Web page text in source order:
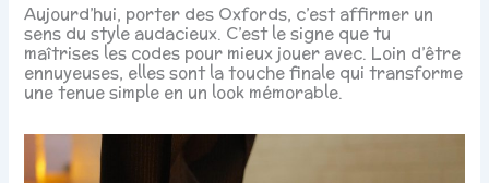
Aujourd’hui, porter des Oxfords, c’est affirmer un
sens du style audacieux. C’est le signe que tu
maîtrises les codes pour mieux jouer avec. Loin d’être
ennuyeuses, elles sont la touche finale qui transforme
une tenue simple en un look mémorable.